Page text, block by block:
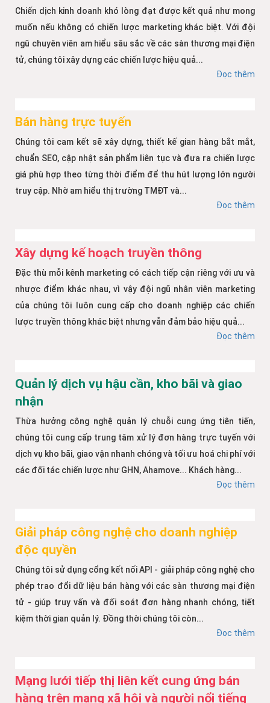
Chiến dịch kinh doanh khó lòng đạt được kết quả như mong
muốn nếu không có chiến lược marketing khác biệt. Với đội
ngũ chuyên viên am hiểu sâu sắc về các sàn thương mại điện
tử, chúng tôi xây dựng các chiến lược hiệu quả...
Đọc thêm
Bán hàng trực tuyến
Chúng tôi cam kết sẽ xây dựng, thiết kế gian hàng bắt mắt,
chuẩn SEO, cập nhật sản phẩm liên tục và đưa ra chiến lược
giá phù hợp theo từng thời điểm để thu hút lượng lớn người
truy cập. Nhờ am hiểu thị trường TMĐT và...
Đọc thêm
Xây dựng kế hoạch truyền thông
Đặc thù mỗi kênh marketing có cách tiếp cận riêng với ưu và
nhược điểm khác nhau, vì vậy đội ngũ nhân viên marketing
của chúng tôi luôn cung cấp cho doanh nghiệp các chiến
lược truyền thông khác biệt nhưng vẫn đảm bảo hiệu quả...
Đọc thêm
Quản lý dịch vụ hậu cần, kho bãi và giao
nhận
Thừa hưởng công nghệ quản lý chuỗi cung ứng tiên tiến,
chúng tôi cung cấp trung tâm xử lý đơn hàng trực tuyến với
dịch vụ kho bãi, giao vận nhanh chóng và tối ưu hoá chi phí với
các đối tác chiến lược như GHN, Ahamove... Khách hàng...
Đọc thêm
Giải pháp công nghệ cho doanh nghiệp
độc quyền
Chúng tôi sử dụng cổng kết nối API - giải pháp công nghệ cho
phép trao đổi dữ liệu bán hàng với các sàn thương mại điện
tử - giúp truy vấn và đối soát đơn hàng nhanh chóng, tiết
kiệm thời gian quản lý. Đồng thời chúng tôi còn...
Đọc thêm
Mạng lưới tiếp thị liên kết cung ứng bán
hàng trên mạng xã hội và người nổi tiếng